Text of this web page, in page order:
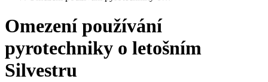
Omezení používání
pyrotechniky o letošním
Silvestru